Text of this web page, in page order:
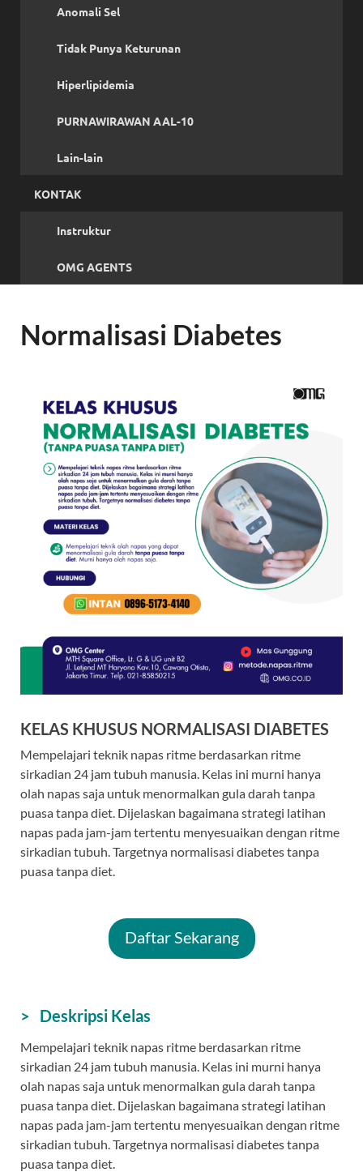
Anomali Sel
Tidak Punya Keturunan
Hiperlipidemia
PURNAWIRAWAN AAL-10
Lain-lain
KONTAK
Instruktur
OMG AGENTS
Normalisasi Diabetes
KELAS KHUSUS NORMALISASI DIABETES
Mempelajari teknik napas ritme berdasarkan ritme
sirkadian 24 jam tubuh manusia. Kelas ini murni hanya
olah napas saja untuk menormalkan gula darah tanpa
puasa tanpa diet. Dijelaskan bagaimana strategi latihan
napas pada jam-jam tertentu menyesuaikan dengan ritme
sirkadian tubuh. Targetnya normalisasi diabetes tanpa
puasa tanpa diet.
Daftar Sekarang
> Deskripsi Kelas
Mempelajari teknik napas ritme berdasarkan ritme
sirkadian 24 jam tubuh manusia. Kelas ini murni hanya
olah napas saja untuk menormalkan gula darah tanpa
puasa tanpa diet. Dijelaskan bagaimana strategi latihan
napas pada jam-jam tertentu menyesuaikan dengan ritme
sirkadian tubuh. Targetnya normalisasi diabetes tanpa
puasa tanpa diet.